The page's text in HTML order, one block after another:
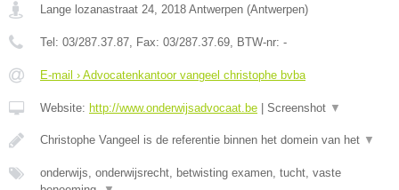
Lange lozanastraat 24 2018 Antwerpen (Antwerpen)
Tel: 03/287.37.87 , Fax: 03/287.37.69 , BTW-nr: -
E-mail › Advocatenkantoor vangeel christophe bvba
Website: http://www.onderwijsadvocaat.be Screenshot ▼
Christophe Vangeel is de referentie binnen het domein van het ▼
onderwijs, onderwijsrecht, betwisting examen, tucht, vaste